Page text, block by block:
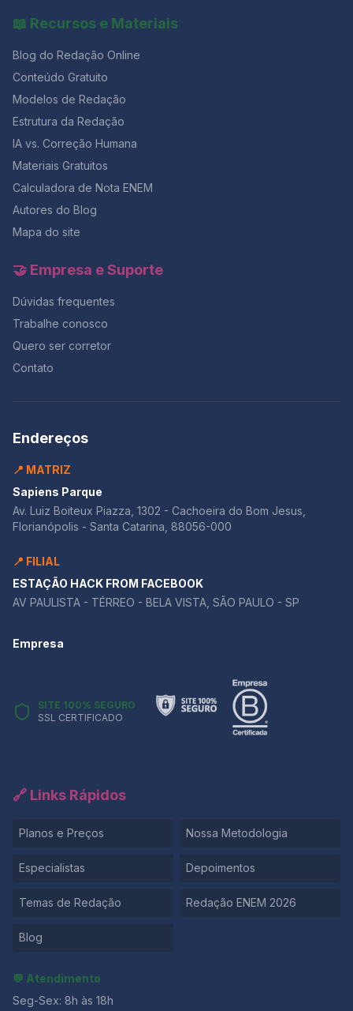
📖 Recursos e Materiais
Blog do Redação Online
Conteúdo Gratuito
Modelos de Redação
Estrutura da Redação
IA vs. Correção Humana
Materiais Gratuitos
Calculadora de Nota ENEM
Autores do Blog
Mapa do site
🤝 Empresa e Suporte
Dúvidas frequentes
Trabalhe conosco
Quero ser corretor
Contato
Endereços
📍 MATRIZ
Sapiens Parque
Av. Luiz Boiteux Piazza, 1302 - Cachoeira do Bom Jesus,
Florianópolis - Santa Catarina, 88056-000
📍 FILIAL
ESTAÇÃO HACK FROM FACEBOOK
AV PAULISTA - TÉRREO - BELA VISTA, SÃO PAULO - SP
Empresa
SITE 100% SEGURO
SSL CERTIFICADO
🔗 Links Rápidos
Planos e Preços Nossa Metodologia
Especialistas Depoimentos
Temas de Redação Redação ENEM 2026
Blog
💬 Atendimento
Seg-Sex: 8h às 18h